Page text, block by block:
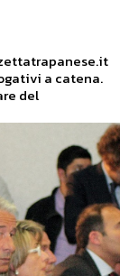
a catena.
del